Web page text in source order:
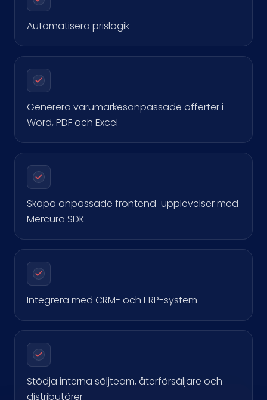
Automatisera prislogik
Generera varumärkesanpassade offerter i
Word, PDF och Excel
Skapa anpassade frontend-upplevelser med
Mercura SDK
Integrera med CRM- och ERP-system
Stödja interna säljteam, återförsäljare och
distributörer